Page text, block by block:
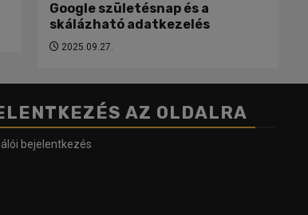
Google születésnap és a
skálázható adatkezelés
2025.09.27.
AZ OLDALRA
bejelentkezés